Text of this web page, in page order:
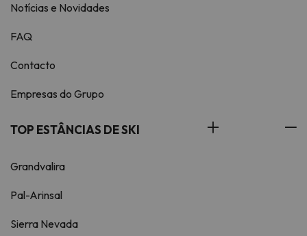
Notícias e Novidades
FAQ
Contacto
Empresas do Grupo
TOP ESTÂNCIAS DE SKI
Grandvalira
Pal-Arinsal
Sierra Nevada